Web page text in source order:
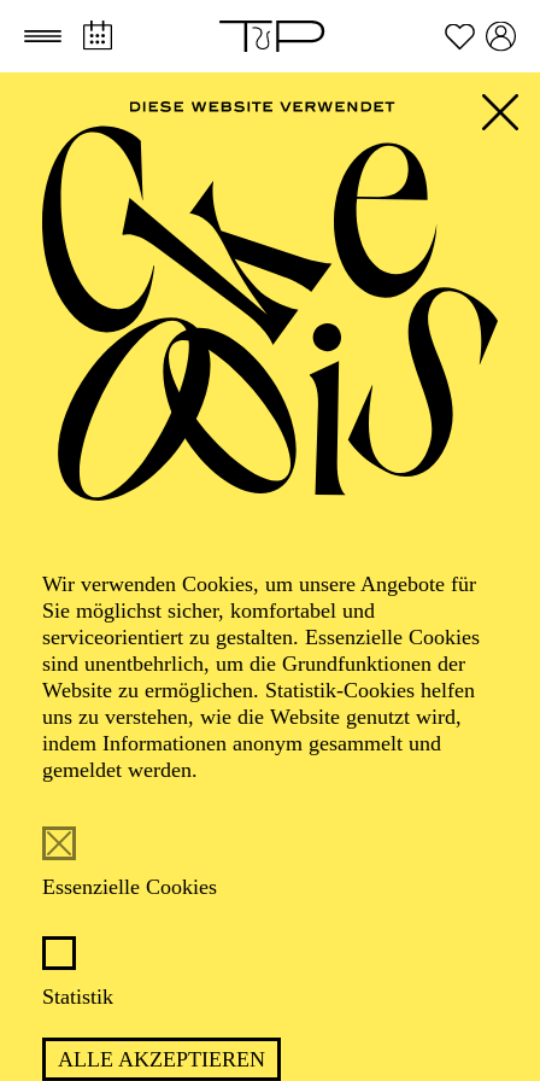
Zum Hauptinhalt springen Zum Footer springen
Wir verwenden Cookies, um unsere Angebote für
Sie möglichst sicher, komfortabel und
serviceorientiert zu gestalten. Essenzielle Cookies
sind unentbehrlich, um die Grundfunktionen der
Website zu ermöglichen. Statistik-Cookies helfen
uns zu verstehen, wie die Website genutzt wird,
indem Informationen anonym gesammelt und
gemeldet werden.
Essenzielle Cookies
Statistik
ALLE AKZEPTIEREN
Foto: Benne Ochs
Mercy Malieloa
Sopran
Aktuell beendet sie ihren Master of Music –
Köln in den Klassen von Prof. Brigitte Lindner und
"Music and Society" (2014) am North-West
University’s School of Music and Conservatory